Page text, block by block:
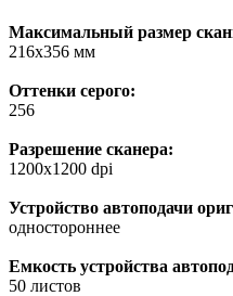
Максимальный размер
216x356 мм
Оттенки серого:
256
Разрешение сканера:
1200x1200 dpi
Устройство автоподачи
одностороннее
Емкость устройства
50 листов